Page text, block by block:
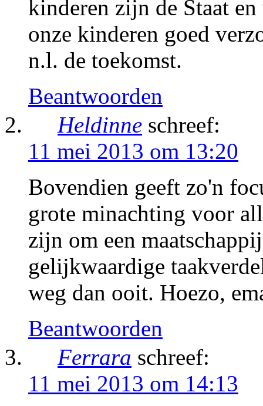
kinderen zijn de Staat
onze kinderen goed
n.l. de toekomst.
Beantwoorden
Heldinne schreef:
11 mei 2013 om 13:20
Bovendien geeft zo'n
grote minachting voor
zijn om een
gelijkwaardige
weg dan ooit. Hoezo,
Beantwoorden
Ferrara schreef:
11 mei 2013 om 14:13